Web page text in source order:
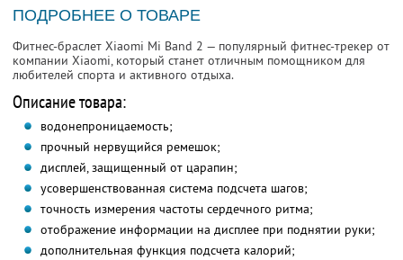
ПОДРОБНЕЕ О ТОВАРЕ
Фитнес-браслет Xiaomi Mi Band 2 — популярный фитнес-трекер от
компании Xiaomi, который станет отличным помощником для
любителей спорта и активного отдыха.
Описание товара:
водонепроницаемость;
прочный нервущийся ремешок;
дисплей, защищенный от царапин;
усовершенствованная система подсчета шагов;
точность измерения частоты сердечного ритма;
отображение информации на дисплее при поднятии руки;
дополнительная функция подсчета калорий;